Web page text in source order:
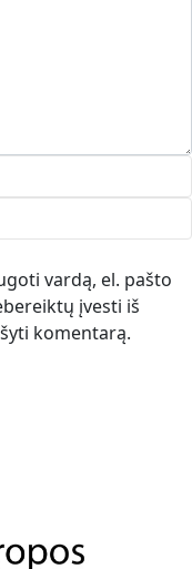
vardą, el. pašto
įvesti iš
komentarą.